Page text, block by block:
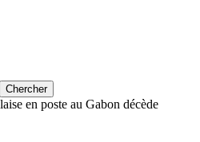
Chercher
en poste au Gabon décède